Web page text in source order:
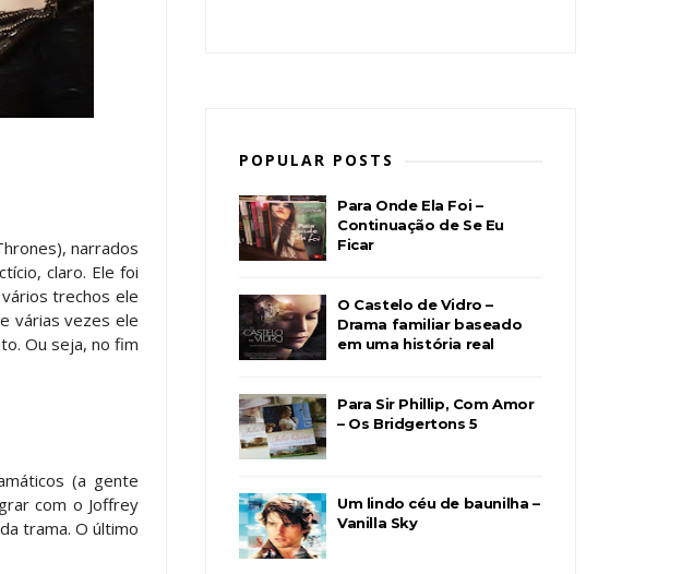
narrados
claro. Ele foi
trechos ele
várias vezes ele
Ou seja, no fim
(a gente
com o Joffrey
trama. O último
POPULAR POSTS
Para Onde Ela Foi –
Continuação de Se Eu
Ficar
O Castelo de Vidro –
Drama familiar baseado
em uma história real
Para Sir Phillip, Com Amor
– Os Bridgertons 5
Um lindo céu de baunilha –
Vanilla Sky